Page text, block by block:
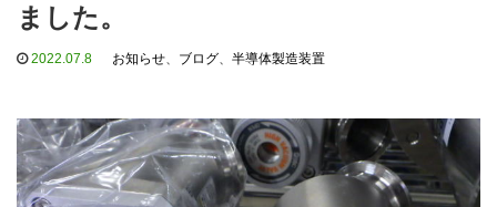
ました。
2022.07.8 お知らせ、 ブログ、 半導体製造装置